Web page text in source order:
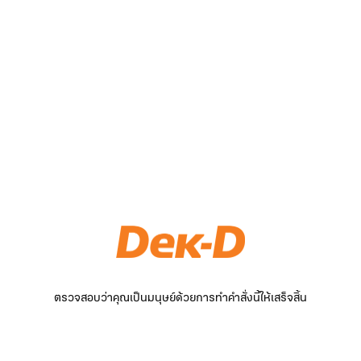
ตรวจสอบว่าคุณเป็นมนุษย์ด้วยการทำคำสั่งนี้ให้เสร็จสิ้น